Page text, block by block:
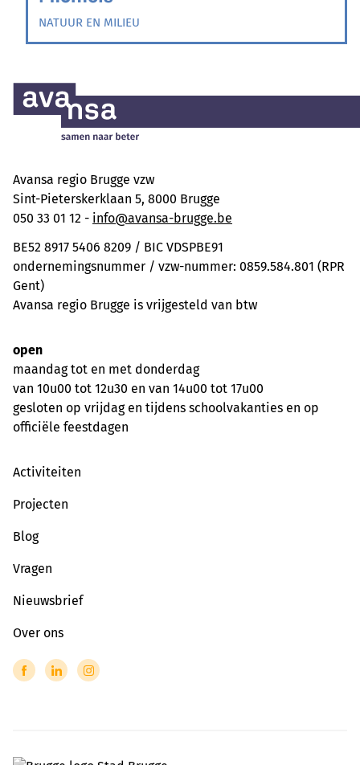
NATUUR EN MILIEU
Avansa regio Brugge vzw
Sint-Pieterskerklaan 5, 8000 Brugge
050 33 01 12 - info@avansa-brugge.be
BE52 8917 5406 8209 / BIC VDSPBE91
ondernemingsnummer / vzw-nummer: 0859.584.801 (RPR
Gent)
Avansa regio Brugge is vrijgesteld van btw
open
maandag tot en met donderdag
van 10u00 tot 12u30 en van 14u00 tot 17u00
gesloten op vrijdag en tijdens schoolvakanties en op
officiële feestdagen
Activiteiten
Projecten
Blog
Vragen
Nieuwsbrief
Over ons